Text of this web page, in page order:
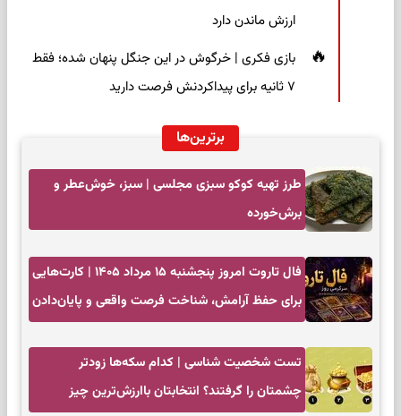
ارزش ماندن دارد
بازی فکری | خرگوش در این جنگل پنهان شده؛ فقط
۷ ثانیه برای پیداکردنش فرصت دارید
برترین‌ها
طرز تهیه کوکو سبزی مجلسی | سبز، خوش‌عطر و
برش‌خورده
فال تاروت امروز پنجشنبه ۱۵ مرداد ۱۴۰۵ | کارت‌هایی
برای حفظ آرامش، شناخت فرصت واقعی و پایان‌دادن
تست شخصیت شناسی | کدام سکه‌ها زودتر
چشمتان را گرفتند؟ انتخابتان باارزش‌ترین چیز